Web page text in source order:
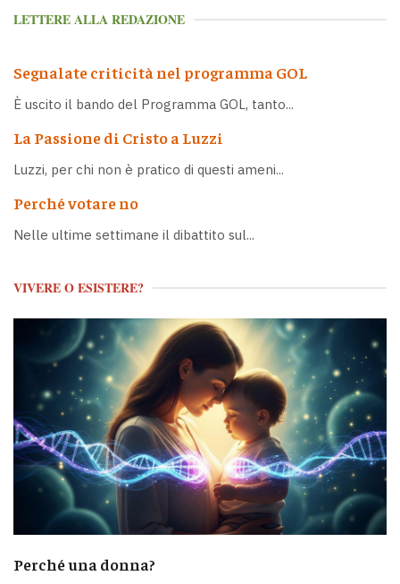
LETTERE ALLA REDAZIONE
Segnalate criticità nel programma GOL
È uscito il bando del Programma GOL, tanto...
La Passione di Cristo a Luzzi
Luzzi, per chi non è pratico di questi ameni...
Perché votare no
Nelle ultime settimane il dibattito sul...
VIVERE O ESISTERE?
Perché una donna?